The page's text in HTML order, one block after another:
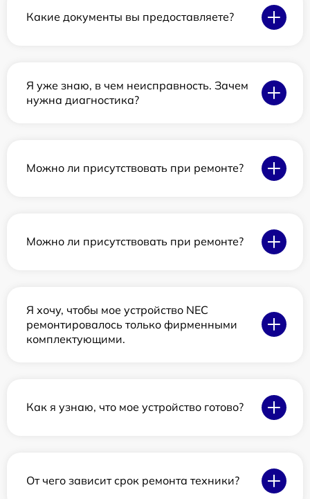
Какие документы вы предоставляете?
Я уже знаю, в чем неисправность. Зачем
нужна диагностика?
Можно ли присутствовать при ремонте?
Можно ли присутствовать при ремонте?
Я хочу, чтобы мое устройство NEC
ремонтировалось только фирменными
комплектующими.
Как я узнаю, что мое устройство готово?
От чего зависит срок ремонта техники?